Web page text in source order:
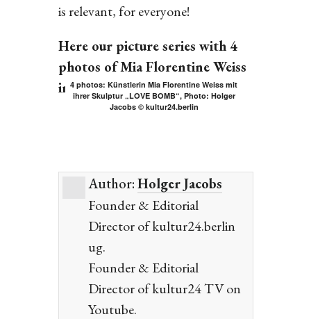
is relevant, for everyone!
Here our picture series with 4
photos of Mia Florentine Weiss
in here studio:
4 photos: Künstlerin Mia Florentine Weiss mit
ihrer Skulptur „LOVE BOMB“, Photo: Holger
Jacobs © kultur24.berlin
Author:Holger Jacobs
Founder & Editorial
Director of kultur24.berlin
ug.
Founder & Editorial
Director of kultur24 TV on
Youtube.